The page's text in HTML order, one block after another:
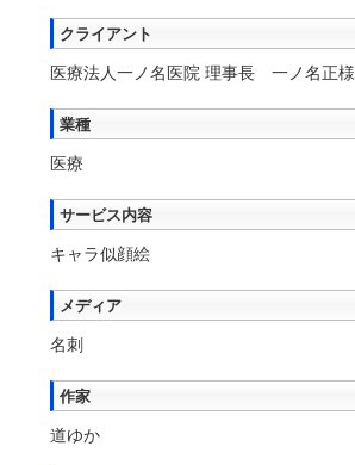
クライアント
医療法人一ノ名医院 理事長 一ノ名正様
業種
医療
サービス内容
キャラ似顔絵
メディア
名刺
作家
道ゆか